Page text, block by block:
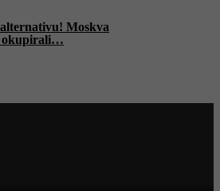
Moskva
okupirali…